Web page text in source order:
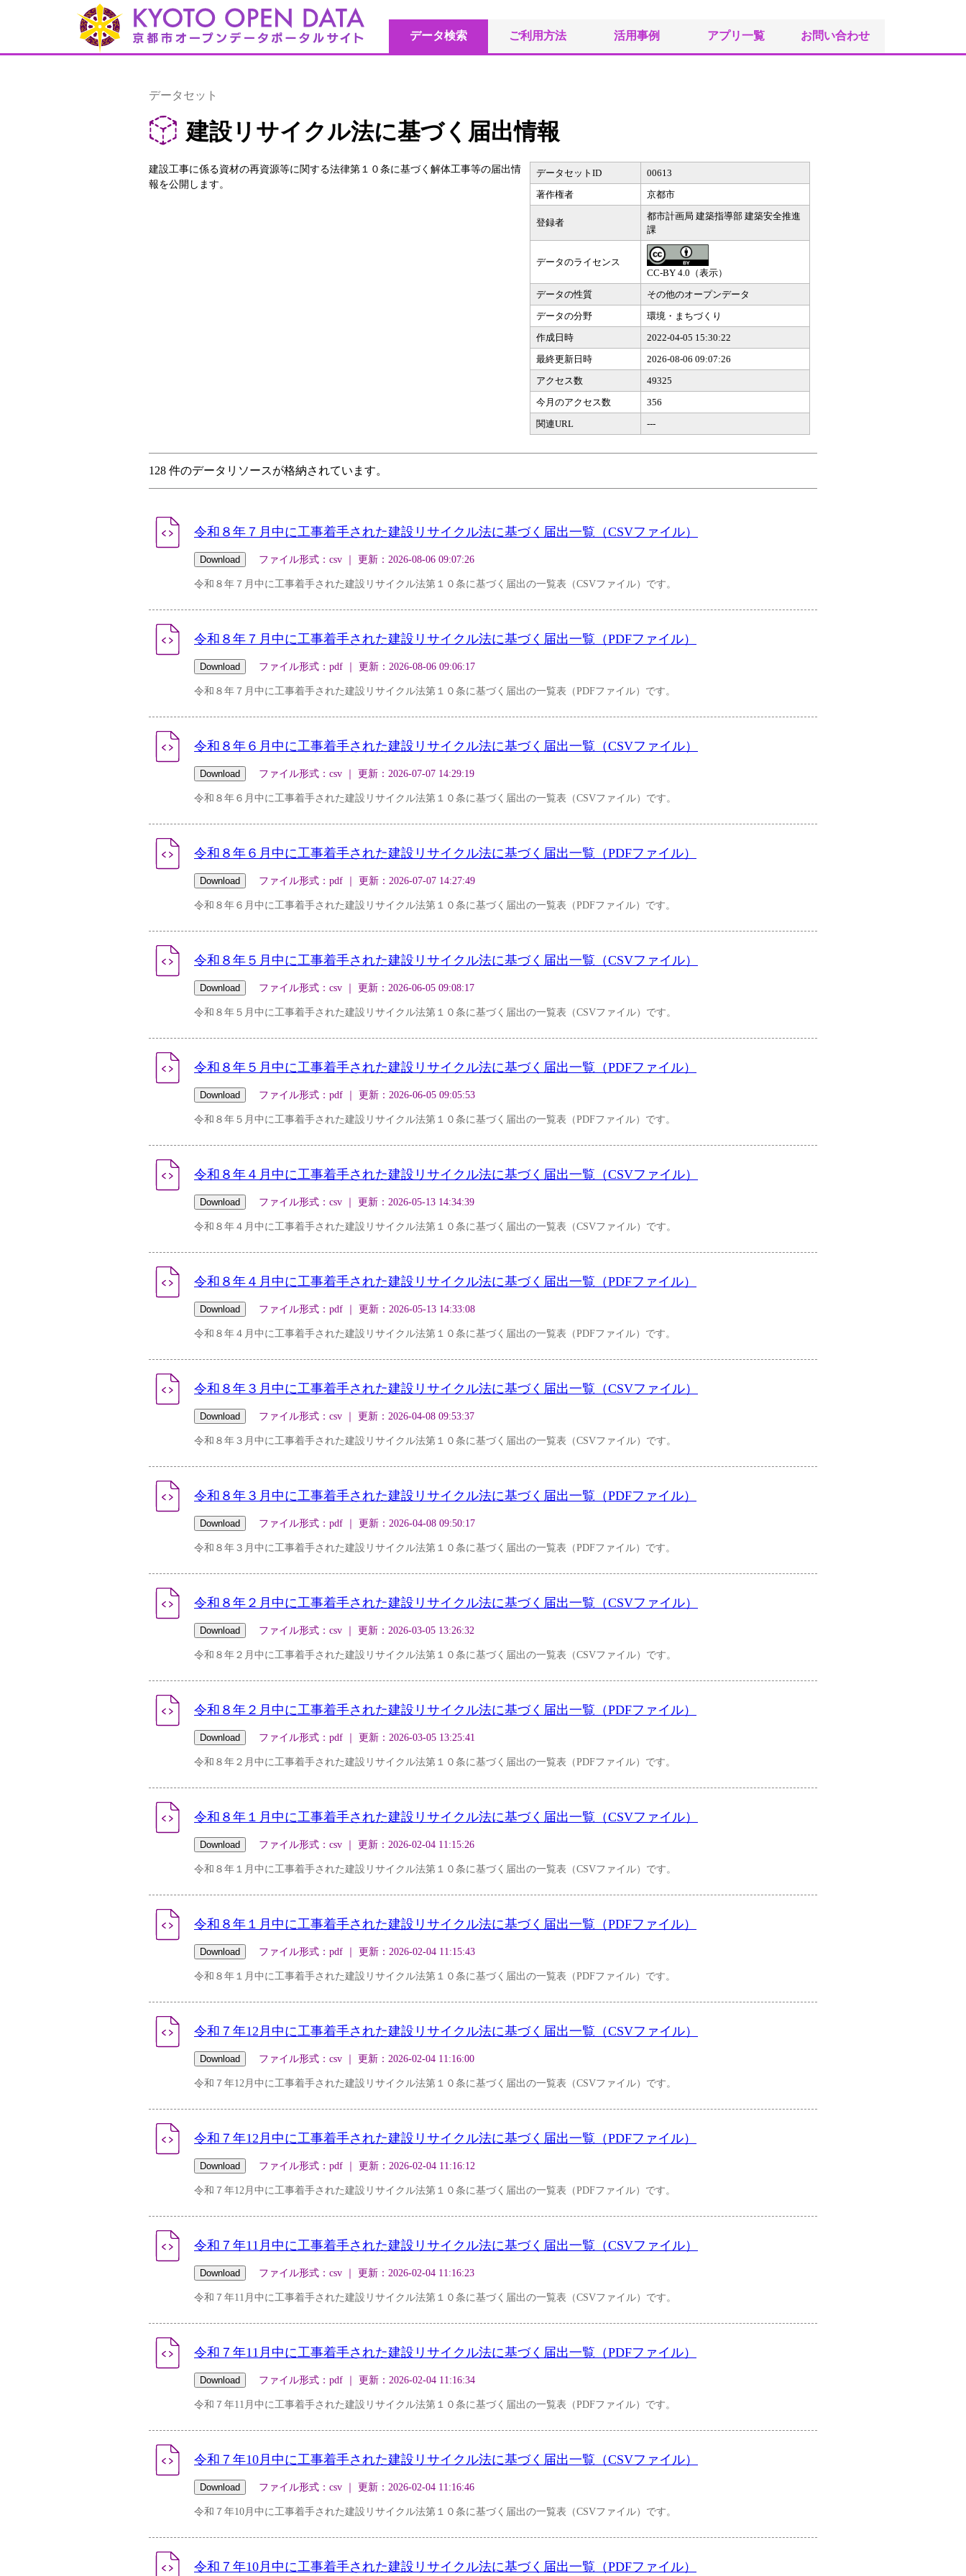
データ検索 ご利用方法 活用事例 アプリ一覧 お問い合わせ
データセット
建設リサイクル法に基づく届出情報
建設工事に係る資材の再資源等に関する法律第１０条に基づく解体工事等の届出情
報を公開します。
データセットID
00613
著作権者
京都市
登録者
都市計画局 建築指導部 建築安全推進
課
データのライセンス
CC-BY 4.0（表示）
データの性質
その他のオープンデータ
データの分野
環境・まちづくり
作成日時
2022-04-05 15:30:22
最終更新日時
2026-08-06 09:07:26
アクセス数
49325
今月のアクセス数
356
関連URL
---
128 件のデータリソースが格納されています。
令和８年７月中に工事着手された建設リサイクル法に基づく届出一覧（CSVファイル）
ファイル形式：csv ｜ 更新：2026-08-06 09:07:26
令和８年７月中に工事着手された建設リサイクル法第１０条に基づく届出の一覧表（CSVファイル）です。
令和８年７月中に工事着手された建設リサイクル法に基づく届出一覧（PDFファイル）
ファイル形式：pdf ｜ 更新：2026-08-06 09:06:17
令和８年７月中に工事着手された建設リサイクル法第１０条に基づく届出の一覧表（PDFファイル）です。
令和８年６月中に工事着手された建設リサイクル法に基づく届出一覧（CSVファイル）
ファイル形式：csv ｜ 更新：2026-07-07 14:29:19
令和８年６月中に工事着手された建設リサイクル法第１０条に基づく届出の一覧表（CSVファイル）です。
令和８年６月中に工事着手された建設リサイクル法に基づく届出一覧（PDFファイル）
ファイル形式：pdf ｜ 更新：2026-07-07 14:27:49
令和８年６月中に工事着手された建設リサイクル法第１０条に基づく届出の一覧表（PDFファイル）です。
令和８年５月中に工事着手された建設リサイクル法に基づく届出一覧（CSVファイル）
ファイル形式：csv ｜ 更新：2026-06-05 09:08:17
令和８年５月中に工事着手された建設リサイクル法第１０条に基づく届出の一覧表（CSVファイル）です。
令和８年５月中に工事着手された建設リサイクル法に基づく届出一覧（PDFファイル）
ファイル形式：pdf ｜ 更新：2026-06-05 09:05:53
令和８年５月中に工事着手された建設リサイクル法第１０条に基づく届出の一覧表（PDFファイル）です。
令和８年４月中に工事着手された建設リサイクル法に基づく届出一覧（CSVファイル）
ファイル形式：csv ｜ 更新：2026-05-13 14:34:39
令和８年４月中に工事着手された建設リサイクル法第１０条に基づく届出の一覧表（CSVファイル）です。
令和８年４月中に工事着手された建設リサイクル法に基づく届出一覧（PDFファイル）
ファイル形式：pdf ｜ 更新：2026-05-13 14:33:08
令和８年４月中に工事着手された建設リサイクル法第１０条に基づく届出の一覧表（PDFファイル）です。
令和８年３月中に工事着手された建設リサイクル法に基づく届出一覧（CSVファイル）
ファイル形式：csv ｜ 更新：2026-04-08 09:53:37
令和８年３月中に工事着手された建設リサイクル法第１０条に基づく届出の一覧表（CSVファイル）です。
令和８年３月中に工事着手された建設リサイクル法に基づく届出一覧（PDFファイル）
ファイル形式：pdf ｜ 更新：2026-04-08 09:50:17
令和８年３月中に工事着手された建設リサイクル法第１０条に基づく届出の一覧表（PDFファイル）です。
令和８年２月中に工事着手された建設リサイクル法に基づく届出一覧（CSVファイル）
ファイル形式：csv ｜ 更新：2026-03-05 13:26:32
令和８年２月中に工事着手された建設リサイクル法第１０条に基づく届出の一覧表（CSVファイル）です。
令和８年２月中に工事着手された建設リサイクル法に基づく届出一覧（PDFファイル）
ファイル形式：pdf ｜ 更新：2026-03-05 13:25:41
令和８年２月中に工事着手された建設リサイクル法第１０条に基づく届出の一覧表（PDFファイル）です。
令和８年１月中に工事着手された建設リサイクル法に基づく届出一覧（CSVファイル）
ファイル形式：csv ｜ 更新：2026-02-04 11:15:26
令和８年１月中に工事着手された建設リサイクル法第１０条に基づく届出の一覧表（CSVファイル）です。
令和８年１月中に工事着手された建設リサイクル法に基づく届出一覧（PDFファイル）
ファイル形式：pdf ｜ 更新：2026-02-04 11:15:43
令和８年１月中に工事着手された建設リサイクル法第１０条に基づく届出の一覧表（PDFファイル）です。
令和７年12月中に工事着手された建設リサイクル法に基づく届出一覧（CSVファイル）
ファイル形式：csv ｜ 更新：2026-02-04 11:16:00
令和７年12月中に工事着手された建設リサイクル法第１０条に基づく届出の一覧表（CSVファイル）です。
令和７年12月中に工事着手された建設リサイクル法に基づく届出一覧（PDFファイル）
ファイル形式：pdf ｜ 更新：2026-02-04 11:16:12
令和７年12月中に工事着手された建設リサイクル法第１０条に基づく届出の一覧表（PDFファイル）です。
令和７年11月中に工事着手された建設リサイクル法に基づく届出一覧（CSVファイル）
ファイル形式：csv ｜ 更新：2026-02-04 11:16:23
令和７年11月中に工事着手された建設リサイクル法第１０条に基づく届出の一覧表（CSVファイル）です。
令和７年11月中に工事着手された建設リサイクル法に基づく届出一覧（PDFファイル）
ファイル形式：pdf ｜ 更新：2026-02-04 11:16:34
令和７年11月中に工事着手された建設リサイクル法第１０条に基づく届出の一覧表（PDFファイル）です。
令和７年10月中に工事着手された建設リサイクル法に基づく届出一覧（CSVファイル）
ファイル形式：csv ｜ 更新：2026-02-04 11:16:46
令和７年10月中に工事着手された建設リサイクル法第１０条に基づく届出の一覧表（CSVファイル）です。
令和７年10月中に工事着手された建設リサイクル法に基づく届出一覧（PDFファイル）